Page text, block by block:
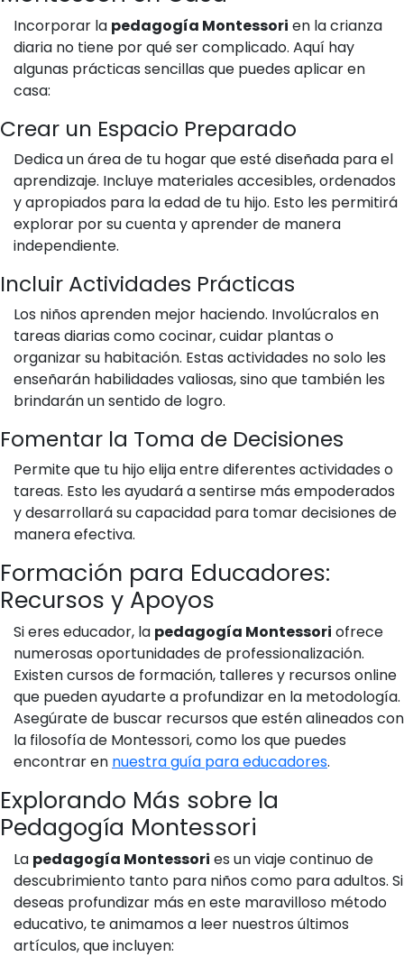
Incorporar la pedagogía Montessori en la crianza
diaria no tiene por qué ser complicado. Aquí hay
algunas prácticas sencillas que puedes aplicar en
casa:
Crear un Espacio Preparado
Dedica un área de tu hogar que esté diseñada para el
aprendizaje. Incluye materiales accesibles, ordenados
y apropiados para la edad de tu hijo. Esto les permitirá
explorar por su cuenta y aprender de manera
independiente.
Incluir Actividades Prácticas
Los niños aprenden mejor haciendo. Involúcralos en
tareas diarias como cocinar, cuidar plantas o
organizar su habitación. Estas actividades no solo les
enseñarán habilidades valiosas, sino que también les
brindarán un sentido de logro.
Fomentar la Toma de Decisiones
Permite que tu hijo elija entre diferentes actividades o
tareas. Esto les ayudará a sentirse más empoderados
y desarrollará su capacidad para tomar decisiones de
manera efectiva.
Formación para Educadores:
Recursos y Apoyos
Si eres educador, la pedagogía Montessori ofrece
numerosas oportunidades de professionalización.
Existen cursos de formación, talleres y recursos online
que pueden ayudarte a profundizar en la metodología.
Asegúrate de buscar recursos que estén alineados con
la filosofía de Montessori, como los que puedes
encontrar en nuestra guía para educadores.
Explorando Más sobre la
Pedagogía Montessori
La pedagogía Montessori es un viaje continuo de
descubrimiento tanto para niños como para adultos. Si
deseas profundizar más en este maravilloso método
educativo, te animamos a leer nuestros últimos
artículos, que incluyen: